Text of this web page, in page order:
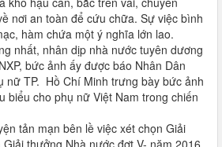
nơi an toàn để cứu chữa. Sự việc bình
hàm chứa một ý nghĩa lớn lao.
nhất, nhân dịp nhà nước tuyên dương
bức ảnh ấy được báo Nhân Dân
nữ TP. Hồ Chí Minh trưng bày bức ảnh
biểu cho phụ nữ Việt Nam trong chiến
tản mạn bên lề việc xét chọn Giải